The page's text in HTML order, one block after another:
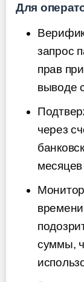
Для
запрос
прав
выводе
через
месяцев
суммы,